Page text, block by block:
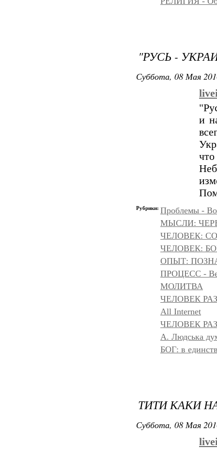
"РУСЬ -
Суббота, 08 Мая
и
Рубрики: Проблемы -
МЫСЛИ:
ЧЕЛОВЕК:
ЧЕЛОВЕК:
ОПЫТ:
ПРОЦЕСС -
МОЛИТВА
ЧЕЛОВЕК
All Internet
ЧЕЛОВЕК
A. Людська
БОГ: в
ТИТИ КАКИ
Суббота, 08 Мая